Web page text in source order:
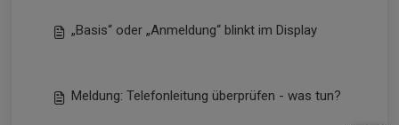
„Basis“ oder „Anmeldung“ blinkt im Display
Meldung: Telefonleitung überprüfen - was tun?